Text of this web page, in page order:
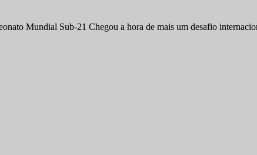
Mundial Sub-21 Chegou a hora de mais um desafio